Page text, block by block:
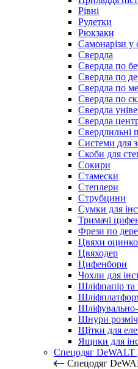
Рівні
Рулетки
Рюкзаки
Самонарізи у
Свердла
Свердла по
Свердла по
Свердла по
Свердла по
Свердла
Свердла
Свердлильні
Системи для
Скоби для
Сокири
Стамески
Степлери
Струбцини
Сумки для
Тримачі
Фрези по
Цвяхи
Цвяходер
Цифенбори
Чохли для
Шліфпапір та
Шліфувально-
Шнури
Щітки для
Ящики для
Спецодяг DeWALT
Спецодяг